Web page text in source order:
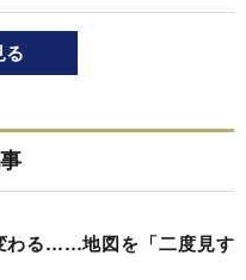
る
わる……地図を「二度見す